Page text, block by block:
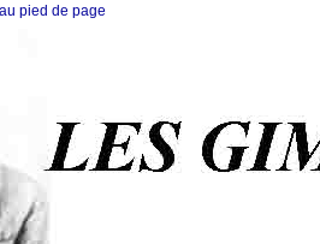
pied de page